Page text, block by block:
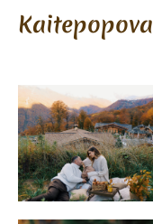
Kaitepopova